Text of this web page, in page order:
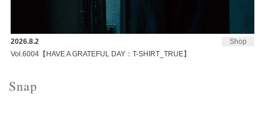
Shop
2026.8.2
Vol.6004【HAVE A GRATEFUL DAY：T-SHIRT_TRUE】
Snap